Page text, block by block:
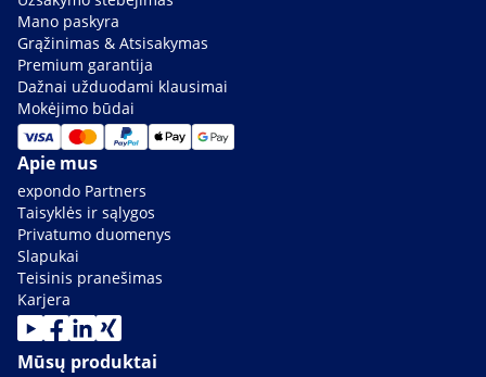
Mano paskyra
Grąžinimas & Atsisakymas
Premium garantija
Dažnai užduodami klausimai
Mokėjimo būdai
Apie mus
expondo Partners
Taisyklės ir sąlygos
Privatumo duomenys
Slapukai
Teisinis pranešimas
Karjera
Mūsų produktai